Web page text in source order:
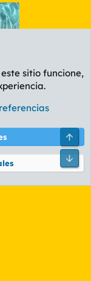
privacidad Ayuda
Ltd.
sitio funcione,
Pie